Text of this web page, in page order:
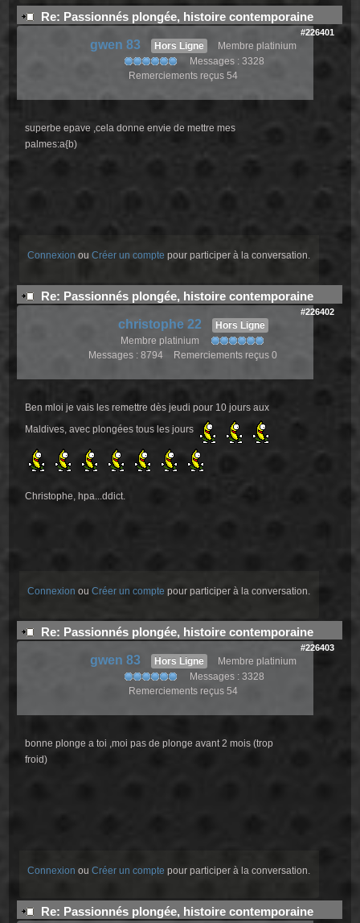
Re: Passionnés plongée, histoire contemporaine
#226401
gwen 83 Hors Ligne
Membre platinium
Messages : 3328
Remerciements reçus 54
superbe epave ,cela donne envie de mettre mes
palmes:a{b)
Connexion ouCréer un compte pour participer à la conversation.
Re: Passionnés plongée, histoire contemporaine
#226402
christophe 22
Hors Ligne
Membre platinium
Messages : 8794
Remerciements reçus 0
Ben mloi je vais les remettre dès jeudi pour 10 jours aux
Maldives, avec plongées tous les jours
Christophe, hpa...ddict.
Connexion ouCréer un compte pour participer à la conversation.
Re: Passionnés plongée, histoire contemporaine
#226403
gwen 83 Hors Ligne
Membre platinium
Messages : 3328
Remerciements reçus 54
bonne plonge a toi ,moi pas de plonge avant 2 mois (trop
froid)
Connexion ouCréer un compte pour participer à la conversation.
Re: Passionnés plongée, histoire contemporaine